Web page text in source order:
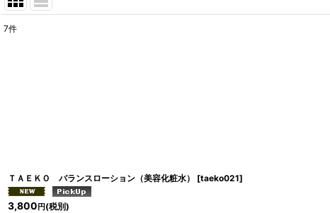
7件
ＴＡＥＫＯ バランスローション（美容化粧水） [taeko021]
3,800 円 (税別)